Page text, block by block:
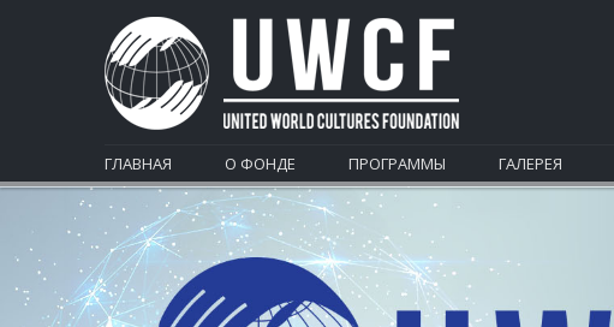
ГЛАВНАЯ О ФОНДЕ ПРОГРАММЫ ГАЛЕРЕЯ